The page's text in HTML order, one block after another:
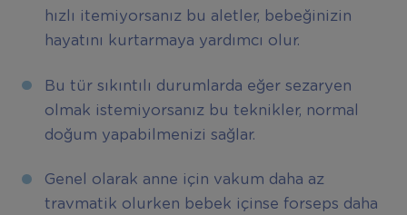
hızlı itemiyorsanız bu aletler, bebeğinizin
hayatını kurtarmaya yardımcı olur.
Bu tür sıkıntılı durumlarda eğer sezaryen
olmak istemiyorsanız bu teknikler, normal
doğum yapabilmenizi sağlar.
Genel olarak anne için vakum daha az
travmatik olurken bebek içinse forseps daha